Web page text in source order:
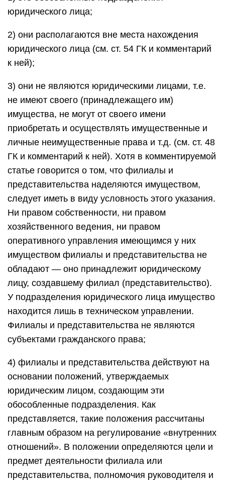
юридического лица;
2) они располагаются вне места нахождения
юридического лица (см. ст. 54 ГК и комментарий
к ней);
3) они не являются юридическими лицами, т.е.
не имеют своего (принадлежащего им)
имущества, не могут от своего имени
приобретать и осуществлять имущественные и
личные неимущественные права и т.д. (см. ст. 48
ГК и комментарий к ней). Хотя в комментируемой
статье говорится о том, что филиалы и
представительства наделяются имуществом,
следует иметь в виду условность этого указания.
Ни правом собственности, ни правом
хозяйственного ведения, ни правом
оперативного управления имеющимся у них
имуществом филиалы и представительства не
обладают — оно принадлежит юридическому
лицу, создавшему филиал (представительство).
У подразделения юридического лица имущество
находится лишь в техническом управлении.
Филиалы и представительства не являются
субъектами гражданского права;
4) филиалы и представительства действуют на
основании положений, утверждаемых
юридическим лицом, создающим эти
обособленные подразделения. Как
представляется, такие положения рассчитаны
главным образом на регулирование «внутренних
отношений». В положении определяются цели и
предмет деятельности филиала или
представительства, полномочия руководителя и